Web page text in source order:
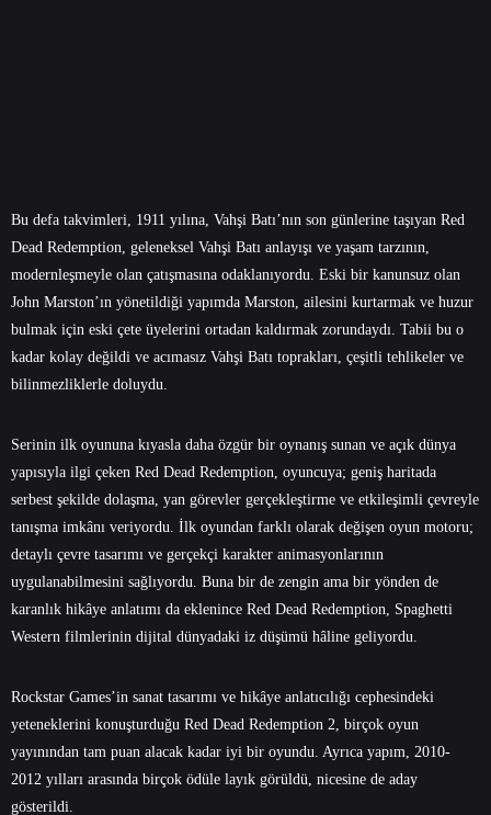
Bu defa takvimleri, 1911 yılına, Vahşi Batı’nın son günlerine taşıyan Red
Dead Redemption, geleneksel Vahşi Batı anlayışı ve yaşam tarzının,
modernleşmeyle olan çatışmasına odaklanıyordu. Eski bir kanunsuz olan
John Marston’ın yönetildiği yapımda Marston, ailesini kurtarmak ve huzur
bulmak için eski çete üyelerini ortadan kaldırmak zorundaydı. Tabii bu o
kadar kolay değildi ve acımasız Vahşi Batı toprakları, çeşitli tehlikeler ve
bilinmezliklerle doluydu.
Serinin ilk oyununa kıyasla daha özgür bir oynanış sunan ve açık dünya
yapısıyla ilgi çeken Red Dead Redemption, oyuncuya; geniş haritada
serbest şekilde dolaşma, yan görevler gerçekleştirme ve etkileşimli çevreyle
tanışma imkânı veriyordu. İlk oyundan farklı olarak değişen oyun motoru;
detaylı çevre tasarımı ve gerçekçi karakter animasyonlarının
uygulanabilmesini sağlıyordu. Buna bir de zengin ama bir yönden de
karanlık hikâye anlatımı da eklenince Red Dead Redemption, Spaghetti
Western filmlerinin dijital dünyadaki iz düşümü hâline geliyordu.
Rockstar Games’in sanat tasarımı ve hikâye anlatıcılığı cephesindeki
yeteneklerini konuşturduğu Red Dead Redemption 2, birçok oyun
yayınından tam puan alacak kadar iyi bir oyundu. Ayrıca yapım, 2010-
2012 yılları arasında birçok ödüle layık görüldü, nicesine de aday
gösterildi.